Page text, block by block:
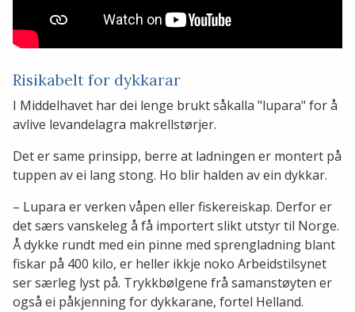
Risikabelt for dykkarar
I Middelhavet har dei lenge brukt såkalla "lupara" for å
avlive levandelagra makrellstørjer.
Det er same prinsipp, berre at ladningen er montert på
tuppen av ei lang stong. Ho blir halden av ein dykkar.
– Lupara er verken våpen eller fiskereiskap. Derfor er
det særs vanskeleg å få importert slikt utstyr til Norge.
Å dykke rundt med ein pinne med sprengladning blant
fiskar på 400 kilo, er heller ikkje noko Arbeidstilsynet
ser særleg lyst på. Trykkbølgene frå samanstøyten er
også ei påkjenning for dykkarane, fortel Helland.